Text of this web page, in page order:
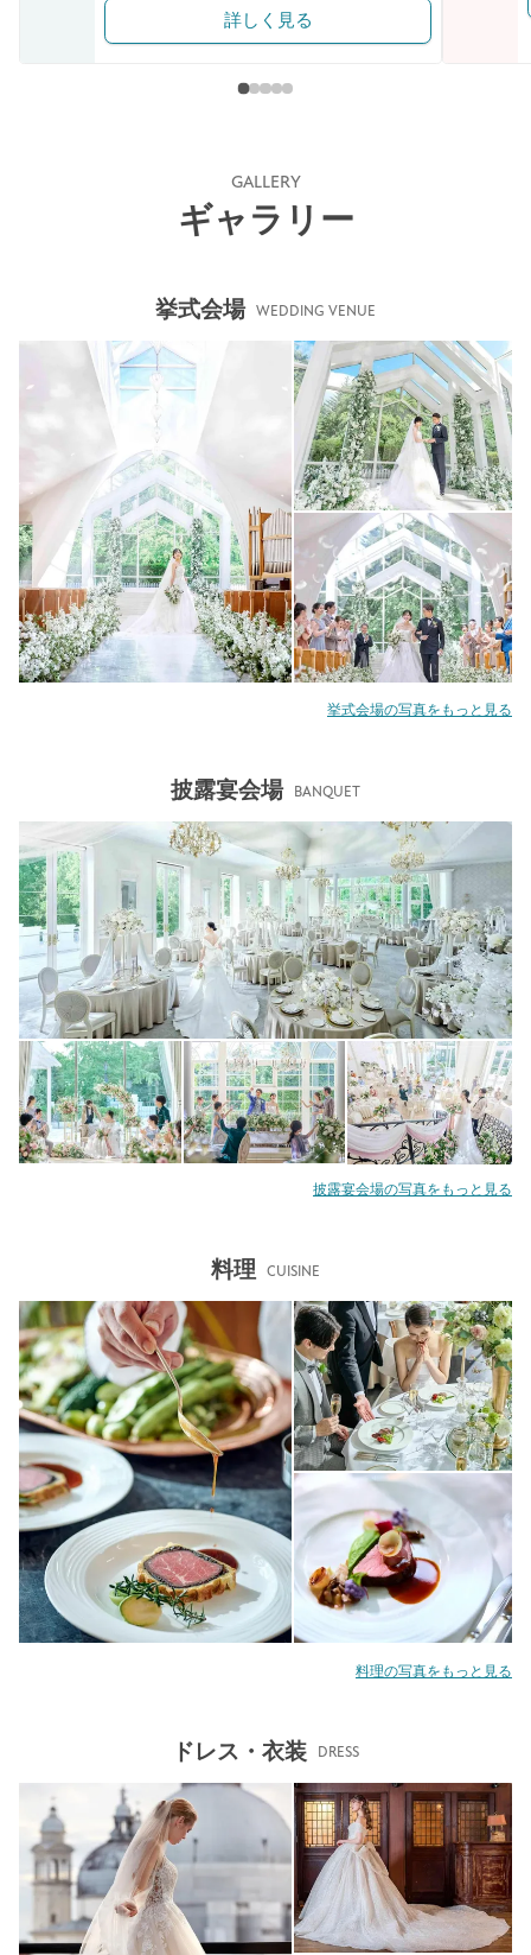
詳しく見る
GALLERY
ギャラリー
挙式会場 WEDDING VENUE
挙式会場の写真をもっと見る
披露宴会場 BANQUET
披露宴会場の写真をもっと見る
料理 CUISINE
料理の写真をもっと見る
ドレス・衣装 DRESS